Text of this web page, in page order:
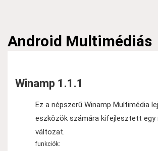
Android Multimédiás
Winamp 1.1.1
Ez a népszerű Winamp Multimédia
eszközök számára kifejlesztett
változat.
funkciók: